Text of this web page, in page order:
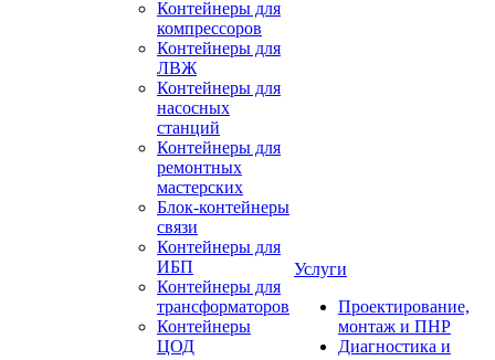
Контейнеры для
компрессоров
Контейнеры для
ЛВЖ
Контейнеры для
насосных
станций
Контейнеры для
ремонтных
мастерских
Блок-контейнеры
связи
Контейнеры для
ИБП
Контейнеры для
трансформаторов
Контейнеры
ЦОД
Услуги
Проектирование,
монтаж и ПНР
Диагностика и